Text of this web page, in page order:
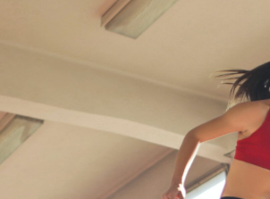
Leiderschap in wendbare
organisaties training
Opgavemanager
Opleiding